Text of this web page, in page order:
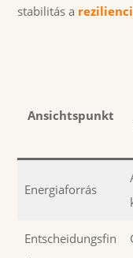
stabilitás a
Ansichtspunkt
Energiaforrás
Entscheidungsfin